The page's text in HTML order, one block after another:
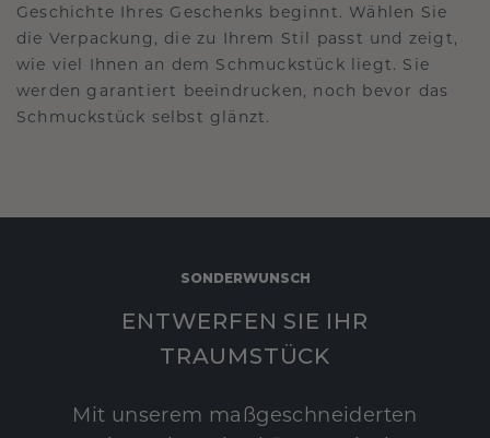
Geschichte Ihres Geschenks beginnt. Wählen Sie
die Verpackung, die zu Ihrem Stil passt und zeigt,
wie viel Ihnen an dem Schmuckstück liegt. Sie
werden garantiert beeindrucken, noch bevor das
Schmuckstück selbst glänzt.
SONDERWUNSCH
ENTWERFEN SIE IHR
TRAUMSTÜCK
Mit unserem maßgeschneiderten